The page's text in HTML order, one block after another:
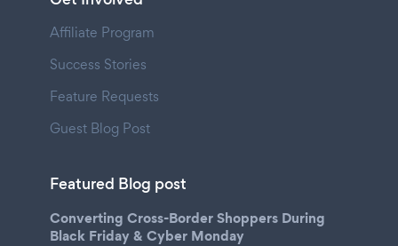
Affiliate Program
Success Stories
Feature Requests
Guest Blog Post
Featured Blog post
Converting Cross-Border Shoppers During
Black Friday & Cyber Monday